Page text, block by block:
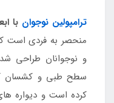
ترامپولین نوجوان با
منحصر به فردی است
و نوجوانان طراحی
سطح طبی و کشسان
کرده است و دیواره